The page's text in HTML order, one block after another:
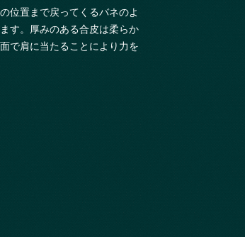
位置まで戻ってくるバネのよ
す。厚みのある合皮は柔らか
で肩に当たることにより力を